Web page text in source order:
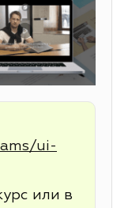
ui-
или в